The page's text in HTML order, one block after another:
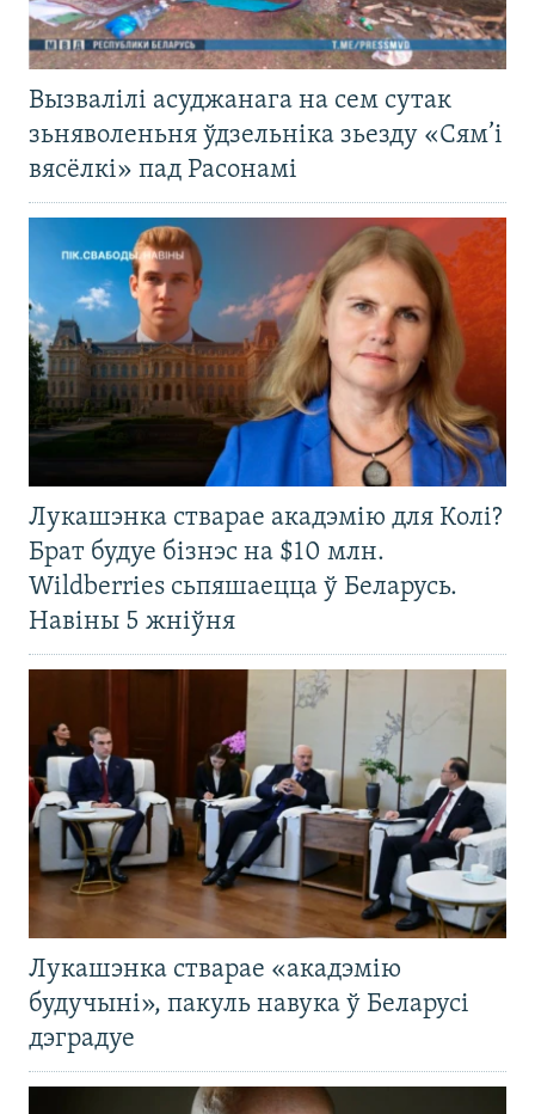
Вызвалілі асуджанага на сем сутак
зьняволеньня ўдзельніка зьезду «Сям’і
вясёлкі» пад Расонамі
Лукашэнка стварае акадэмію для Колі?
Брат будуе бізнэс на $10 млн.
Wildberries сьпяшаецца ў Беларусь.
Навіны 5 жніўня
Лукашэнка стварае «акадэмію
будучыні», пакуль навука ў Беларусі
дэградуе